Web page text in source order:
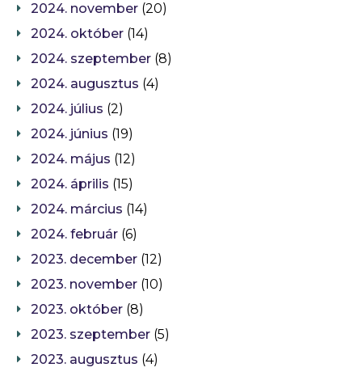
2024. november (20)
2024. október (14)
2024. szeptember (8)
2024. augusztus (4)
2024. július (2)
2024. június (19)
2024. május (12)
2024. április (15)
2024. március (14)
2024. február (6)
2023. december (12)
2023. november (10)
2023. október (8)
2023. szeptember (5)
2023. augusztus (4)